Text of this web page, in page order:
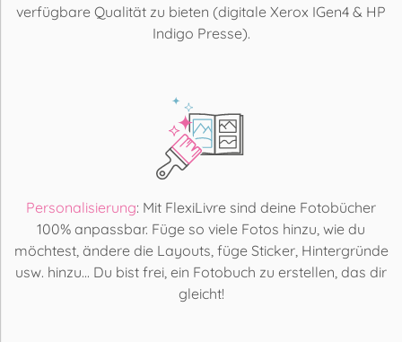
verfügbare Qualität zu bieten (digitale Xerox IGen4 & HP
Indigo Presse).
Personalisierung: Mit FlexiLivre sind deine Fotobücher
100% anpassbar. Füge so viele Fotos hinzu, wie du
möchtest, ändere die Layouts, füge Sticker, Hintergründe
usw. hinzu... Du bist frei, ein Fotobuch zu erstellen, das dir
gleicht!